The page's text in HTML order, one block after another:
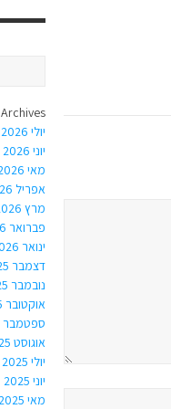
Archives
יולי 2026
יוני 2026
מאי 2026
אפריל 2026
מרץ 2026
פברואר 2026
ינואר 2026
דצמבר 2025
נובמבר 2025
אוקטובר 2025
ספטמבר 2025
אוגוסט 2025
יולי 2025
יוני 2025
מאי 2025